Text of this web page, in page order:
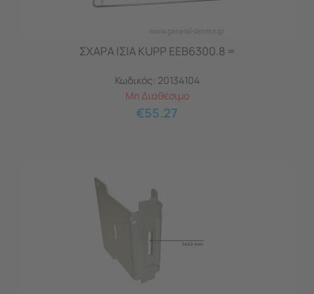
ΣΧΑΡΑ ΙΣΙΑ KUPP EEB6300.8 =
Κωδικός: 20134104
Μη Διαθέσιμο
€55.27